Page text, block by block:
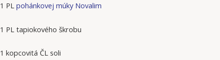
1 PL pohánkovej múky Novalim
1 PL tapiokového škrobu
1 kopcovitá ČL soli